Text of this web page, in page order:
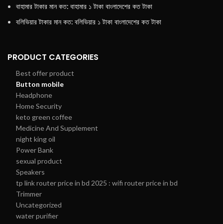
বাহামার টাকার মান কত: বাহামার ১ টাকা বাংলাদেশের কত টাকা
বলিভিয়ার টাকার মান কত: বলিভিয়ার ১ টাকা বাংলাদেশের কত টাকা
PRODUCT CATEGORIES
Best offer product
Button mobile
Headphone
Home Security
keto green coffee
Medicine And Supplement
night king oil
Power Bank
sexual product
Speakers
tp link router price in bd 2025 : wifi router price in bd
Trimmer
Uncategorized
water purifier